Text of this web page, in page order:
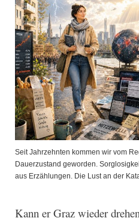
Seit Jahrzehnten kommen wir vom
Dauerzustand geworden.
aus Erzählungen. Die Lust an der
Kann er Graz wieder